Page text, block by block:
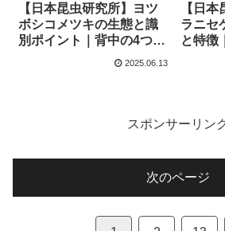
【日本昆虫研究所】ヨツ
ボシコメツキの生態と識
別ポイント｜背中の4つの
星が特徴的な美しいコメ
2025.06.13
【日
ラニセ
と特徴
ける微
スポンサーリン
次のページ